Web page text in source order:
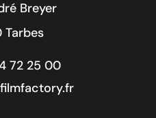
Breyer
72 25 00